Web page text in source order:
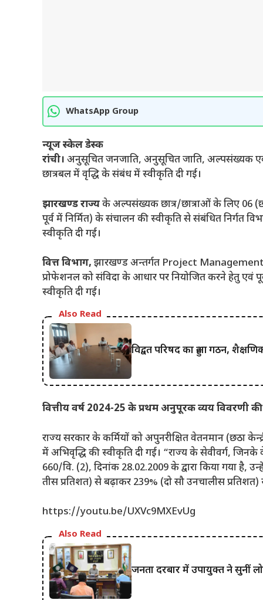
WhatsApp Group
न्यूज स्केल डेस्क
रांची। अनुसूचित जनजाति, अनुसूचित जाति, अल्पसंख्यक एवं
छात्रबल में वृद्धि के संबंध में स्वीकृति दी गई।
झारखण्ड राज्यके अल्पसंख्यक छात्र/छात्राओं के लिए 06
पूर्व में निर्मित) के संचालन की स्वीकृति से संबंधित निर्गत
स्वीकृति दी गई।
वित्त विभाग,झारखण्ड अन्तर्गत Project
प्रोफेशनल को संविदा के आधार पर नियोजित करने हेतु एवं
स्वीकृति दी गई।
Also Read
विद्वत परिषद का हुआ गठन,
वित्तीय वर्ष 2024-25 के प्रथम अनुपूरक व्यय विवरणी की
राज्य सरकार के कर्मियों को अपुनरीक्षित वेतनमान (छठा
में अभिवृद्धि की स्वीकृति दी गई। “राज्य के सेवीवर्ग,
660/वि. (2), दिनांक 28.02.2009 के द्वारा किया गया है,
तीस प्रतिशत) से बढ़ाकर 239% (दो सौ उनचालीस प्रतिशत)
https://youtu.be/UXVc9MXEvUg
Also Read
जनता दरबार में उपायुक्त ने सुनीं